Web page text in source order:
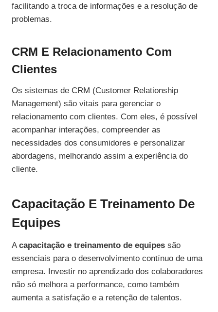
facilitando a troca de informações e a resolução de
problemas.
CRM E Relacionamento Com
Clientes
Os sistemas de CRM (Customer Relationship
Management) são vitais para gerenciar o
relacionamento com clientes. Com eles, é possível
acompanhar interações, compreender as
necessidades dos consumidores e personalizar
abordagens, melhorando assim a experiência do
cliente.
Capacitação E Treinamento De
Equipes
Acapacitação e treinamento de equipes são
essenciais para o desenvolvimento contínuo de uma
empresa. Investir no aprendizado dos colaboradores
não só melhora a performance, como também
aumenta a satisfação e a retenção de talentos.